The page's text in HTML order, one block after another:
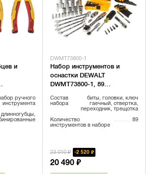
и
+
ручного
инструмента
длинногубцы,
DWMT73800-1
Набор инструментов и
оснастки DEWALT
DWMT73800-1, 89
Состав
набора
биты, головки, ключ
гаечный, отвертка,
переходник, трещотка
Количество
инструментов в наборе
89
23 010 ₽ 2 520 ₽
20 490 ₽